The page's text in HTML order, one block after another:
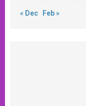
« Dec Feb »